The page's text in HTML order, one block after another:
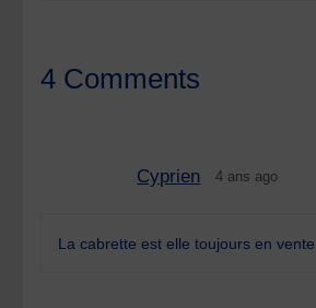
4 Comments
Cyprien 4 ans ago
La cabrette est elle toujours en vente